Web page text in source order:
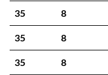
35 8
35 8
35 8